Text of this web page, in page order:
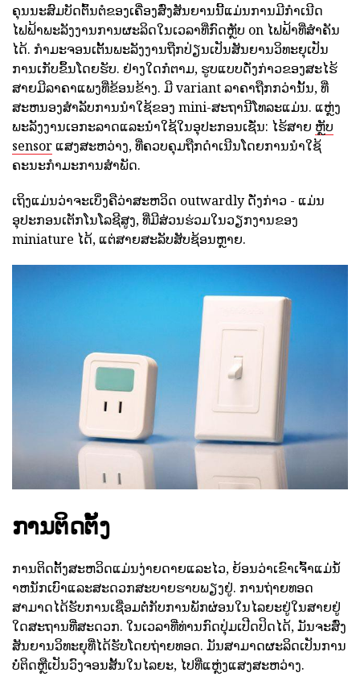
ຄຸນນະສົມບັດຕົ້ນຕໍຂອງເຄື່ອງສົ່ງສັນຍານນີ້ແມ່ນການມີກໍາເນີດ
ໄຟຟ້າພະລັງງານການຜະລິດໃນເວລາທີ່ກົດຫຼັບ on ໄຟຟ້າທີ່ສໍາຄັນ
ໄດ້. ກໍາມະຈອນເຕັ້ນພະລັງງານຖືກປ່ຽນເປັນສັນຍານວິທະຍຸເປັນ
ການເກັບຂຶ້ນໂດຍຮັບ. ຢ່າງໃດກໍຕາມ, ຮູບແບບດັ່ງກ່າວຂອງສະໄຮ້
ສາຍມີລາຄາແພງທີ່ຂ້ອນຂ້າງ. ມີ variant ລາຄາຖືກກວ່ານັ້ນ, ທີ່
ສະຫນອງສໍາລັບການນໍາໃຊ້ຂອງ mini-ສະຖານີໂທລະແມ່ນ. ແຫຼ່ງ
ພະລັງງານເອກະລາດແລະນໍາໃຊ້ໃນອຸປະກອນເຊັ່ນ: ໄຮ້ສາຍ ຫຼັບ
sensor ແສງສະຫວ່າງ, ທີ່ຄວບຄຸມຖືກດໍາເນີນໂດຍການນໍາໃຊ້
ຄະນະກໍາມະການສໍາພັດ.
ເຖິງແມ່ນວ່າຈະເບິ່ງຄືວ່າສະຫວິດ outwardly ດັ່ງກ່າວ - ແມ່ນ
ອຸປະກອນເຕັກໂນໂລຊີສູງ, ທີ່ມີສ່ວນຮ່ວມໃນວຽກງານຂອງ
miniature ໄດ້, ແຕ່ສາຍສະລັບສັບຊ້ອນຫຼາຍ.
ການຕິດຕັ້ງ
ການຕິດຕັ້ງສະຫວິດແມ່ນງ່າຍດາຍແລະໄວ, ຍ້ອນວ່າເຂົາເຈົ້າແມ່ນ້ໍ
າຫນັກເບົາແລະສະດວກສະບາຍຮາບພຽງຢູ່. ການຖ່າຍທອດ
ສາມາດໄດ້ຮັບການເຊື່ອມຕໍ່ກັບການພັກຜ່ອນໃນໄລຍະຢູ່ໃນສາຍຢູ່
ໃດສະຖານທີ່ສະດວກ. ໃນເວລາທີ່ທ່ານກົດປຸ່ມເປີດປິດໄດ້, ມັນຈະສົ່ງ
ສັນຍານວິທະຍຸທີ່ໄດ້ຮັບໂດຍຖ່າຍທອດ. ມັນສາມາດຜະລິດເປັນການ
ບໍ່ຕິດຫຼືເປັນວົງຈອນສັ້ນໃນໄລຍະ, ໄປທີ່ແຫຼ່ງແສງສະຫວ່າງ.